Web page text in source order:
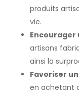
produits
vie.
Encourager
artisans
ainsi la
Favoriser
en achetant